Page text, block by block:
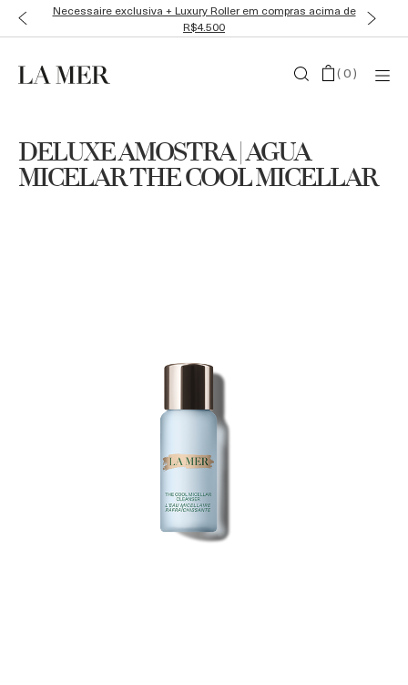
Necessaire exclusiva + Luxury Roller em compras acima de
R$4.500
(0)
DELUXE AMOSTRA | AGUA
MICELAR THE COOL MICELLAR